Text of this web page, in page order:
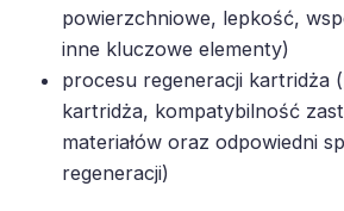
powierzchniowe, lepkość,
inne kluczowe elementy)
procesu regeneracji kartridża
kartridża, kompatybilność
materiałów oraz odpowiedni
regeneracji)